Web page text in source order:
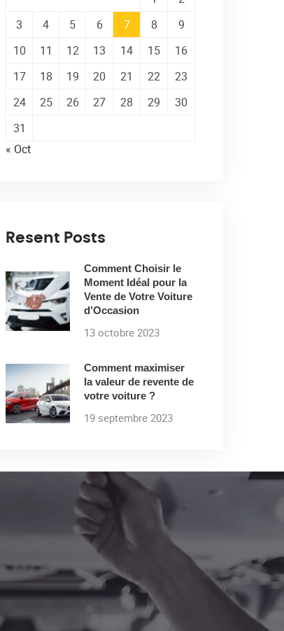
3
4 5 6 7 8
9
10
11 12 13 14 15
16
17
18 19 20 21 22
23
24
25 26 27 28 29
30
31
« Oct
Resent Posts
Comment Choisir le
Moment Idéal pour la
Vente de Votre Voiture
d’Occasion
13 octobre 2023
Comment maximiser
la valeur de revente de
votre voiture ?
19 septembre 2023